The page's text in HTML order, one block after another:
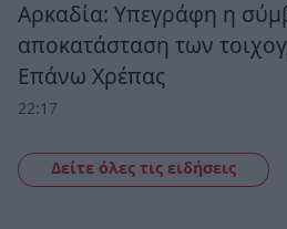
Αρκαδία: Υπεγράφη η
αποκατάσταση των
Επάνω Χρέπας
22:17
Δείτε όλες τις ειδήσεις